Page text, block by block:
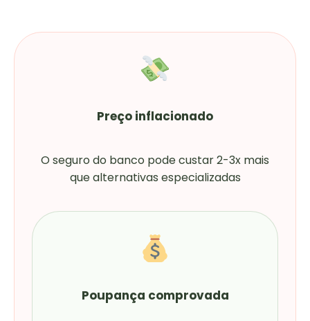
Preço inflacionado
O seguro do banco pode custar 2-3x mais
que alternativas especializadas
Poupança comprovada